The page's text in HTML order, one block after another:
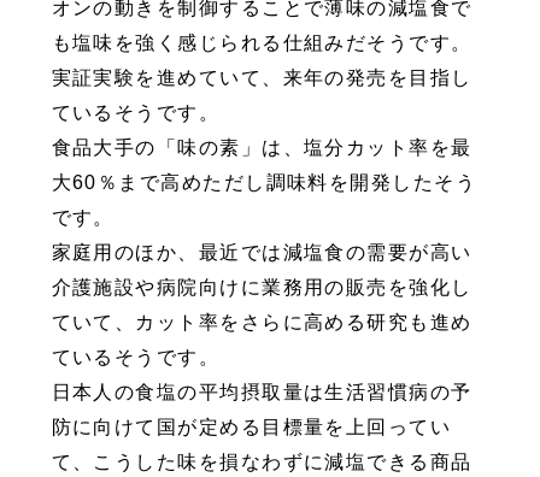
オンの動きを制御することで薄味の減塩食で
も塩味を強く感じられる仕組みだそうです。
実証実験を進めていて、来年の発売を目指し
ているそうです。
食品大手の「味の素」は、塩分カット率を最
大60％まで高めただし調味料を開発したそう
です。
家庭用のほか、最近では減塩食の需要が高い
介護施設や病院向けに業務用の販売を強化し
ていて、カット率をさらに高める研究も進め
ているそうです。
日本人の食塩の平均摂取量は生活習慣病の予
防に向けて国が定める目標量を上回ってい
て、こうした味を損なわずに減塩できる商品